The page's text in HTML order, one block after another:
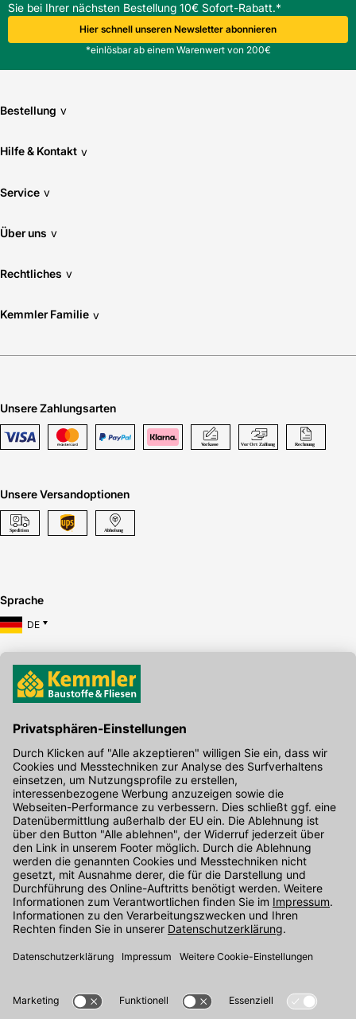
Sie bei Ihrer nächsten Bestellung 10€ Sofort-Rabatt.*
Hier schnell unseren Newsletter abonnieren
*einlösbar ab einem Warenwert von 200€
Bestellung v
Hilfe & Kontakt v
Service v
Über uns v
Rechtliches v
Kemmler Familie v
Unsere Zahlungsarten
Unsere Versandoptionen
Sprache
DE
Hier gibt's die kostenlose App
Kontakt
Unser Onlineshop Team ist montags bis freitags von 08:00 - 17:00
Uhr unter der Telefonnummer07071 / 151-151 für Sie erreichbar.
Alternativ können Sie unser Kontaktformular nutzen.
Den Kontakt direkt in unsere Niederlassungen finden Sie hier.
Oder über unseren Chat .